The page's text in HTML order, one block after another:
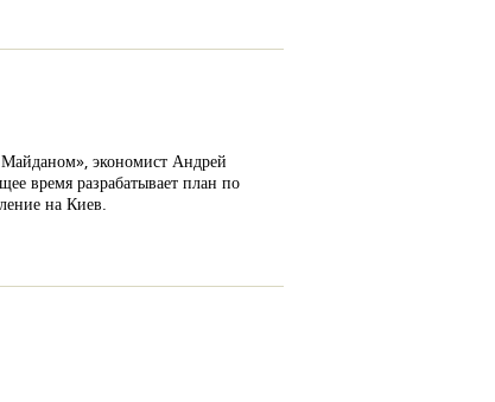
экономист Андрей
время разрабатывает план по
на Киев.